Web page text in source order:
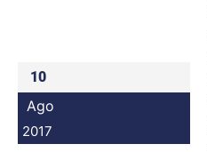
10
Ago
2017